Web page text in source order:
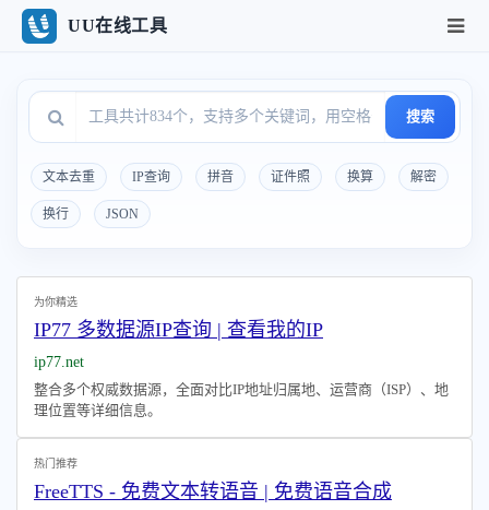
UU在线工具
搜索
文本去重 IP查询 拼音 证件照 换算 解密
换行 JSON
为你精选
IP77 多数据源IP查询 | 查看我的IP
ip77.net
整合多个权威数据源，全面对比IP地址归属地、运营商（ISP）、地
理位置等详细信息。
热门推荐
FreeTTS - 免费文本转语音 | 免费语音合成